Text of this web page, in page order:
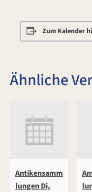
Zum Kalender
Ähnliche
Antikensamm
lungen Di,